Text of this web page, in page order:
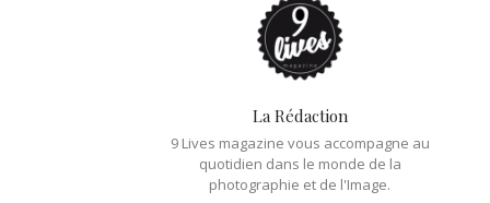
La Rédaction
9 Lives magazine vous accompagne au
quotidien dans le monde de la
photographie et de l'Image.